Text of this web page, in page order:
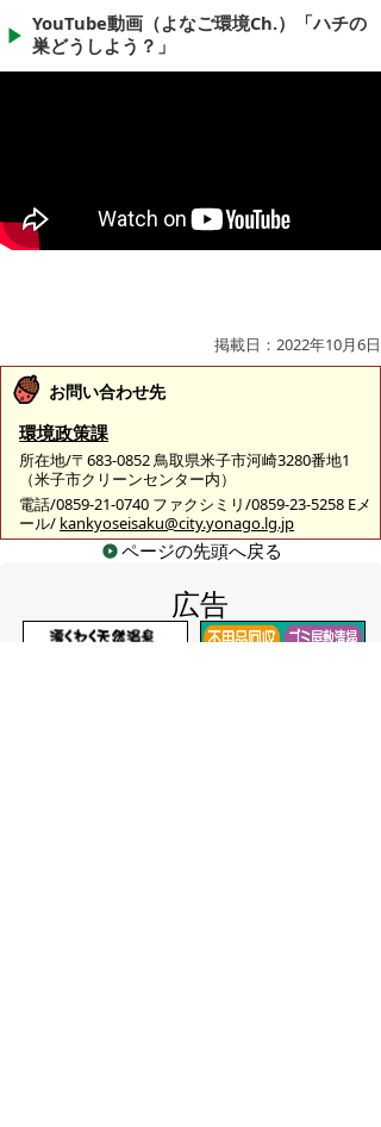
YouTube動画（よなご環境Ch.）「ハチの
巣どうしよう？」
掲載日：2022年10月6日
お問い合わせ先
環境政策課
所在地/〒683-0852 鳥取県米子市河崎3280番地1
（米子市クリーンセンター内）
電話/0859-21-0740 ファクシミリ/0859-23-5258 Eメ
ール/ kankyoseisaku@city.yonago.lg.jp
ページの先頭へ戻る
広告